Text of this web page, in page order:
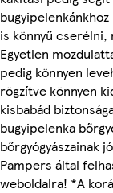
is könnyű cserélni,
Egyetlen
pedig könnyen
rögzítve könnyen
kisbabád
bugyipelenka
bőrgyógyászainak
Pampers által
weboldalra! *A